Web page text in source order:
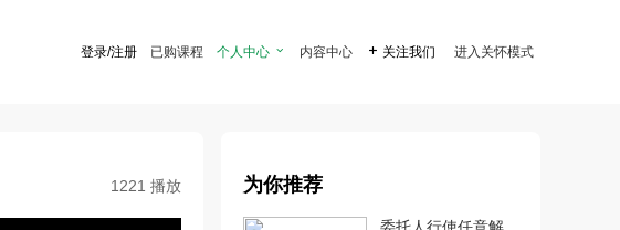
登录/注册 已购课程 个人中心  内容中心  关注我们 进入关怀模式
1221 播放 为你推荐